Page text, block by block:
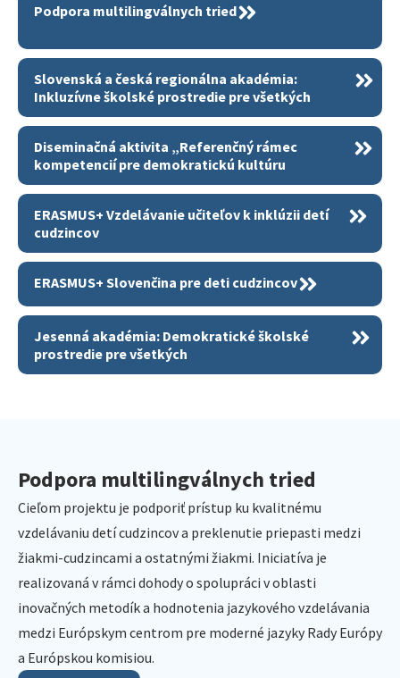
Podpora multilingválnych tried
Slovenská a česká regionálna akadémia:
Inkluzívne školské prostredie pre všetkých
Diseminačná aktivita „Referenčný rámec
kompetencií pre demokratickú kultúru
ERASMUS+ Vzdelávanie učiteľov k inklúzii detí
cudzincov
ERASMUS+ Slovenčina pre deti cudzincov
Jesenná akadémia: Demokratické školské
prostredie pre všetkých
Podpora multilingválnych tried
Cieľom projektu je podporiť prístup ku kvalitnému
vzdelávaniu detí cudzincov a preklenutie priepasti medzi
žiakmi-cudzincami a ostatnými žiakmi. Iniciatíva je
realizovaná v rámci dohody o spolupráci v oblasti
inovačných metodík a hodnotenia jazykového vzdelávania
medzi Európskym centrom pre moderné jazyky Rady Európy
a Európskou komisiou.